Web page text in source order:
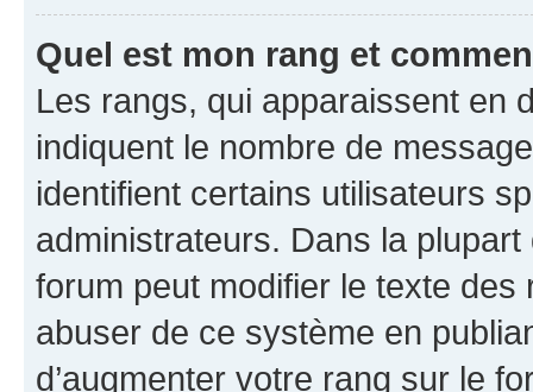
Quel est mon rang et
Les rangs, qui apparaissent en
indiquent le nombre de
identifient certains utilisateurs
administrateurs. Dans la
forum peut modifier le texte
abuser de ce système en
d’augmenter votre rang sur le